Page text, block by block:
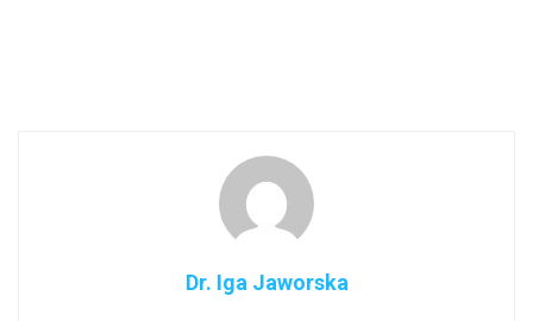
Dr. Iga Jaworska